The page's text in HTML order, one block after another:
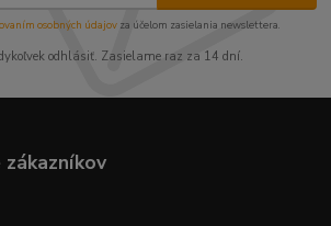
osobných údajov za účelom zasielania newslettera.
odhlásiť. Zasielame raz za 14 dní.